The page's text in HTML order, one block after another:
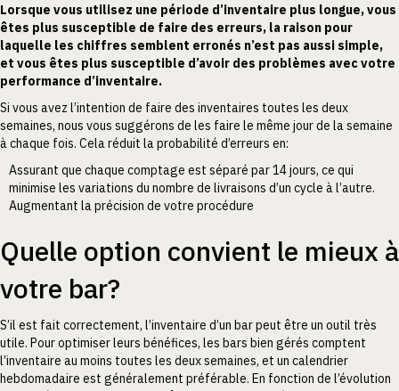
Lorsque vous utilisez une période d’inventaire plus longue, vous
êtes plus susceptible de faire des erreurs, la raison pour
laquelle les chiffres semblent erronés n’est pas aussi simple,
et vous êtes plus susceptible d’avoir des problèmes avec votre
performance d’inventaire.
Si vous avez l’intention de faire des inventaires toutes les deux
semaines, nous vous suggérons de les faire le même jour de la semaine
à chaque fois. Cela réduit la probabilité d’erreurs en:
Assurant que chaque comptage est séparé par 14 jours, ce qui
minimise les variations du nombre de livraisons d’un cycle à l’autre.
Augmentant la précision de votre procédure
Quelle option convient le mieux à
votre bar?
S’il est fait correctement, l’inventaire d’un bar peut être un outil très
utile. Pour optimiser leurs bénéfices, les bars bien gérés comptent
l’inventaire au moins toutes les deux semaines, et un calendrier
hebdomadaire est généralement préférable. En fonction de l’évolution